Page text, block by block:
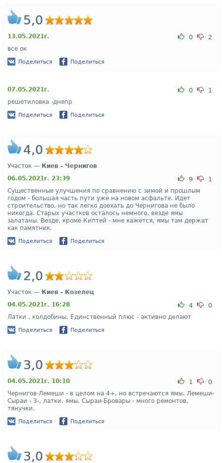
5,0
13.05.2021г. 0 2
все ок
Поделиться Поделиться
07.05.2021г. 0 1
решетиловка -днепр
Поделиться Поделиться
4,0
Участок — Киев - Чернигов
06.05.2021г. 23:39
9 1
Существенные улучшения по сравнению с зимой и прошлым
годом - большая часть пути уже на новом асфальте. Идет
строительство, но так легко доехать до Чернигова не было
никогда. Старых участков осталось немного, везде ямы
залатаны. Везде, кроме Киптей - мне кажется, ямы там держат
как памятник.
Поделиться Поделиться
2,0
Участок — Киев - Козелец
04.05.2021г. 16:28
4 0
Латки , колдобины. Единственный плюс - активно делают
Поделиться Поделиться
3,0
04.05.2021г. 10:10 1 0
Чернигов-Лемеши - в целом на 4+, но встречаются ямы. Лемеши-
Сыраи - 3-, латки, ямы. Сыраи-Бровары - много ремонтов,
тянучки.
Поделиться Поделиться
3,0